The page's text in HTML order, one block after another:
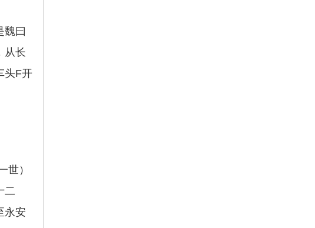
魏曰
从长
头F开
世）
二
永安